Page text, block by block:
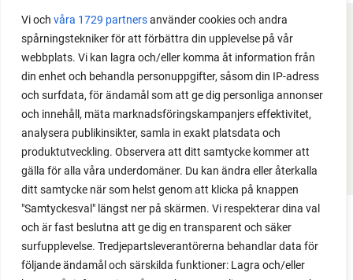
Vi och våra 1729 partnersanvänder cookies och andra
spårningstekniker för att förbättra din upplevelse på vår
webbplats. Vi kan lagra och/eller komma åt information från
din enhet och behandla personuppgifter, såsom din IP-adress
och surfdata, för ändamål som att ge dig personliga annonser
och innehåll, mäta marknadsföringskampanjers effektivitet,
analysera publikinsikter, samla in exakt platsdata och
produktutveckling. Observera att ditt samtycke kommer att
gälla för alla våra underdomäner. Du kan ändra eller återkalla
ditt samtycke när som helst genom att klicka på knappen
"Samtyckesval" längst ner på skärmen. Vi respekterar dina val
och är fast beslutna att ge dig en transparent och säker
surfupplevelse. Tredjepartsleverantörerna behandlar data för
följande ändamål och särskilda funktioner: Lagra och/eller
FACEBOOK
YOUTUBE
INSTAGRAM
PODCAST